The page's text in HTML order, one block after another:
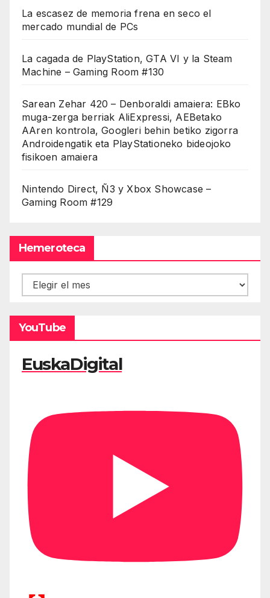
La escasez de memoria frena en seco el
mercado mundial de PCs
La cagada de PlayStation, GTA VI y la Steam
Machine – Gaming Room #130
Sarean Zehar 420 – Denboraldi amaiera: EBko
muga-zerga berriak AliExpressi, AEBetako
AAren kontrola, Googleri behin betiko zigorra
Androidengatik eta PlayStationeko bideojoko
fisikoen amaiera
Nintendo Direct, Ñ3 y Xbox Showcase –
Gaming Room #129
Hemeroteca
Hemeroteca
YouTube
EuskaDigital